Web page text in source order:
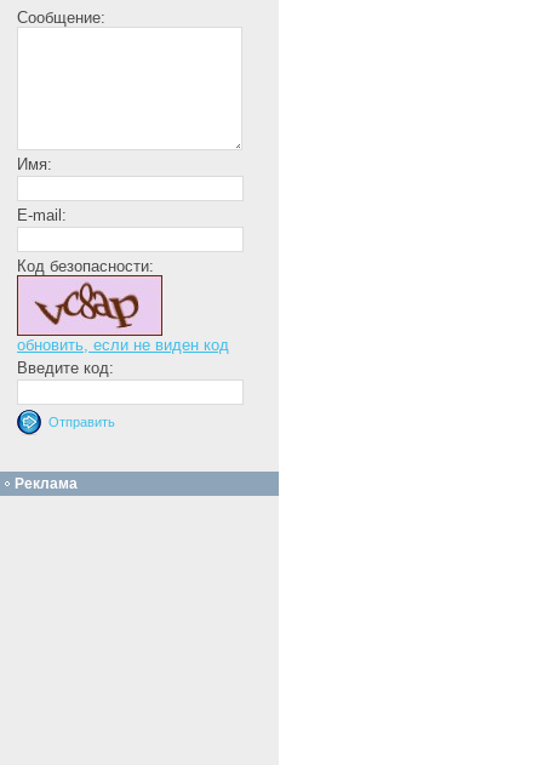
Сообщение:
Имя:
E-mail:
Код безопасности:
обновить, если не виден код
Введите код:
Реклама